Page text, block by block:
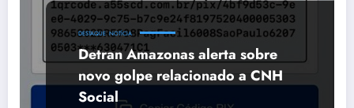
DESTAQUE NOTÍCIA
Detran Amazonas alerta sobre
novo golpe relacionado a CNH
Social